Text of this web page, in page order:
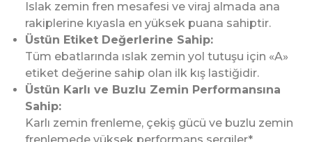
Islak zemin fren mesafesi ve viraj almada ana
rakiplerine kıyasla en yüksek puana sahiptir.
Üstün Etiket Değerlerine Sahip:
Tüm ebatlarında ıslak zemin yol tutuşu için «A»
etiket değerine sahip olan ilk kış lastiğidir.
Üstün Karlı ve Buzlu Zemin Performansına
Sahip:
Karlı zemin frenleme, çekiş gücü ve buzlu zemin